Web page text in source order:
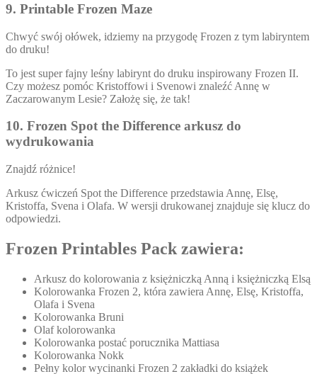
9. Printable Frozen Maze
Chwyć swój ołówek, idziemy na przygodę Frozen z tym labiryntem
do druku!
To jest super fajny leśny labirynt do druku inspirowany Frozen II.
Czy możesz pomóc Kristoffowi i Svenowi znaleźć Annę w
Zaczarowanym Lesie? Założę się, że tak!
10. Frozen Spot the Difference arkusz do
wydrukowania
Znajdź różnice!
Arkusz ćwiczeń Spot the Difference przedstawia Annę, Elsę,
Kristoffa, Svena i Olafa. W wersji drukowanej znajduje się klucz do
odpowiedzi.
Frozen Printables Pack zawiera:
Arkusz do kolorowania z księżniczką Anną i księżniczką Elsą
Kolorowanka Frozen 2, która zawiera Annę, Elsę, Kristoffa,
Olafa i Svena
Kolorowanka Bruni
Olaf kolorowanka
Kolorowanka postać porucznika Mattiasa
Kolorowanka Nokk
Pełny kolor wycinanki Frozen 2 zakładki do książek